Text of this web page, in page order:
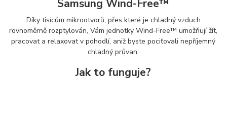
Samsung Wind-Free™
Díky tisícům mikrootvorů, přes které je chladný vzduch
rovnoměrně rozptylován, Vám jednotky Wind-Free™ umožňují žít,
pracovat a relaxovat v pohodlí, aniž byste pociťovali nepříjemný
chladný průvan.
Jak to funguje?